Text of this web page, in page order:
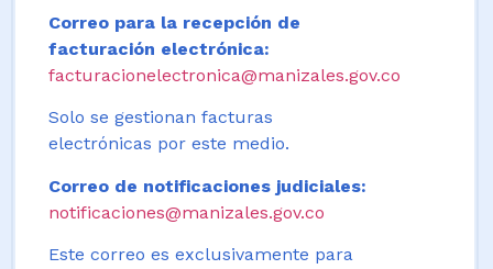
Correo para la recepción de
facturación electrónica:
facturacionelectronica@manizales.gov.co
Solo se gestionan facturas
electrónicas por este medio.
Correo de notificaciones judiciales:
notificaciones@manizales.gov.co
Este correo es exclusivamente para